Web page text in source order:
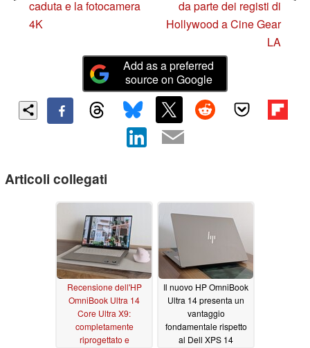
caduta e la fotocamera
4K
da parte dei registi di
Hollywood a Cine Gear
LA
Add as a preferred
source on Google
Articoli collegati
Recensione dell'HP
OmniBook Ultra 14
Core Ultra X9:
completamente
riprogettato e
Il nuovo HP OmniBook
Ultra 14 presenta un
vantaggio
fondamentale rispetto
al Dell XPS 14